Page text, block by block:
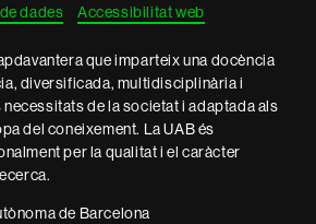
dades Accessibilitat web
que imparteix una docència
diversificada, multidisciplinària i
de la societat i adaptada als
del coneixement. La UAB és
per la qualitat i el caràcter
de Barcelona